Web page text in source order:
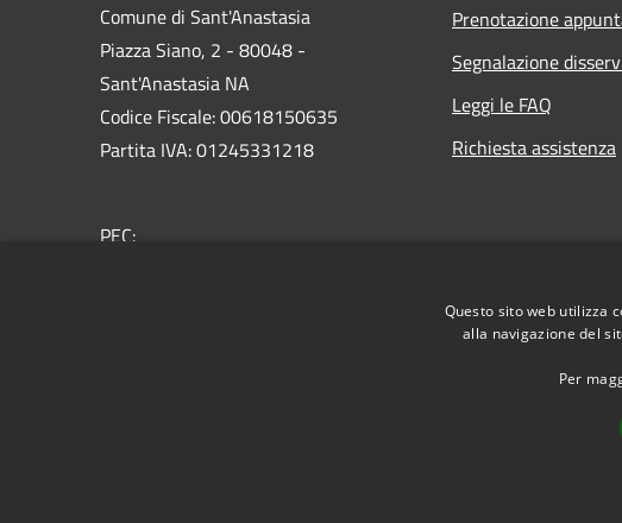
Comune di Sant'Anastasia
Piazza Siano, 2 - 80048 -
Sant'Anastasia NA
Codice Fiscale: 00618150635
Partita IVA: 01245331218
PEC:
Prenotazione
Segnalazione
Leggi le FAQ
Richiesta assistenza
Questo sito web utilizza
alla navigazione del
Per